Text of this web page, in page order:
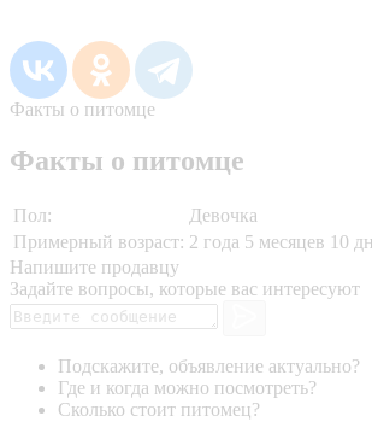
Факты о питомце
Факты о питомце
Пол:
Девочка
Примерный возраст: 2 года 5 месяцев 10
Напишите продавцу
Задайте вопросы, которые вас интересуют
Подскажите, объявление актуально?
Где и когда можно посмотреть?
Сколько стоит питомец?